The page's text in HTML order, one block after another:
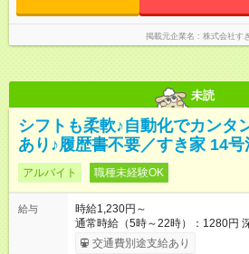
掲載元企業名 株式会社す
未読
シフトも柔軟♪自動化でカン
あり♪履歴書不要／すき家 14
アルバイト 職種未経験OK
給与
時給1,230円～
通常時給（5時～22時）：1280円
1600円 高校生時給：1230円 【特別手当】早朝手当（5：00-9：
交通費別途支給あり